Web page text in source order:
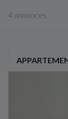
4 annonces